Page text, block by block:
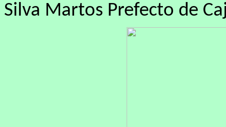
Silva Martos Prefecto de